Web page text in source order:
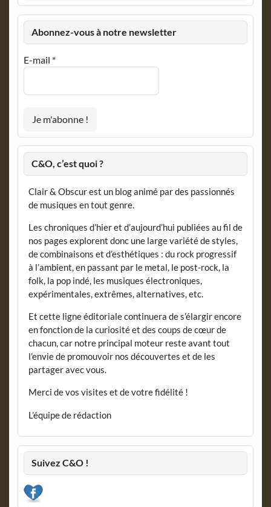
Abonnez-vous à notre newsletter
E-mail *
C&O, c’est quoi ?
Clair & Obscur est un blog animé par des passionnés
de musiques en tout genre.
Les chroniques d’hier et d’aujourd’hui publiées au fil de
nos pages explorent donc une large variété de styles,
de combinaisons et d’esthétiques : du rock progressif
à l’ambient, en passant par le metal, le post-rock, la
folk, la pop indé, les musiques électroniques,
expérimentales, extrêmes, alternatives, etc.
Et cette ligne éditoriale continuera de s’élargir encore
en fonction de la curiosité et des coups de cœur de
chacun, car notre principal moteur reste avant tout
l’envie de promouvoir nos découvertes et de les
partager avec vous.
Merci de vos visites et de votre fidélité !
L’équipe de rédaction
Suivez C&O !